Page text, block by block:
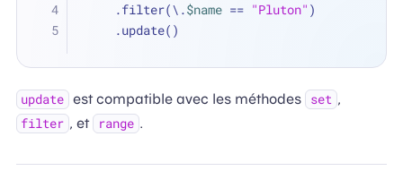
    .filter(\.
$name == "Pluton" )
    .update()
update est compatible avec les méthodes set ,
filter , et range .